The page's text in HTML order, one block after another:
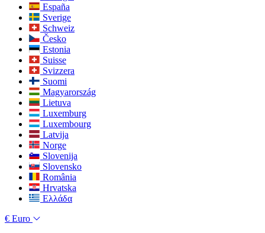
España
Sverige
Schweiz
Česko
Estonia
Suisse
Svizzera
Suomi
Magyarország
Lietuva
Luxemburg
Luxembourg
Latvija
Norge
Slovenija
Slovensko
România
Hrvatska
Ελλάδα
€ Euro